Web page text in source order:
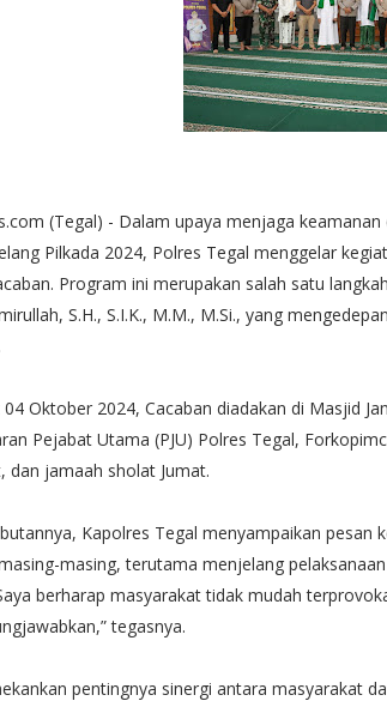
(Tegal) - Dalam upaya menjaga
Pilkada 2024, Polres Tegal menggelar
Program ini merupakan salah satu
S.H., S.I.K., M.M., M.Si., yang
04 Oktober 2024, Cacaban diadakan di Masjid
Pejabat Utama (PJU) Polres Tegal,
dan jamaah sholat Jumat.
Kapolres Tegal menyampaikan
masing, terutama menjelang
berharap masyarakat tidak mudah
tegasnya.
pentingnya sinergi antara masyarakat